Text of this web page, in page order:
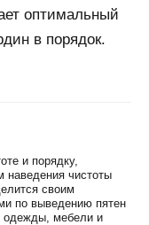
оптимальный
в порядок.
и порядку,
наведения чистоты
своим
по выведению пятен
одежды, мебели и